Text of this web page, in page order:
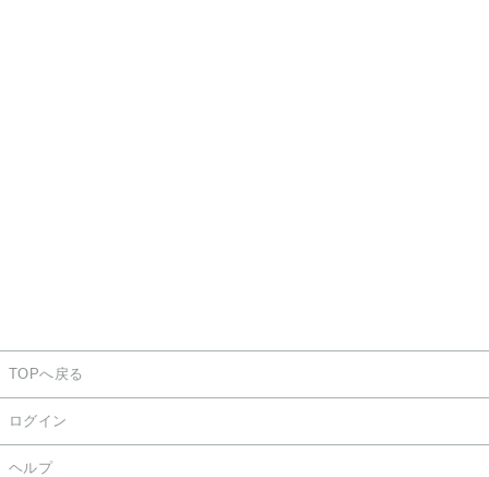
TOPへ戻る
ログイン
ヘルプ